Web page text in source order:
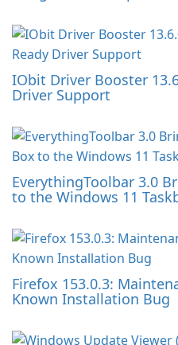
IObit Driver Booster
Driver Support
EverythingToolbar 3.0
to the Windows 11
Firefox 153.0.3:
Known Installation Bug